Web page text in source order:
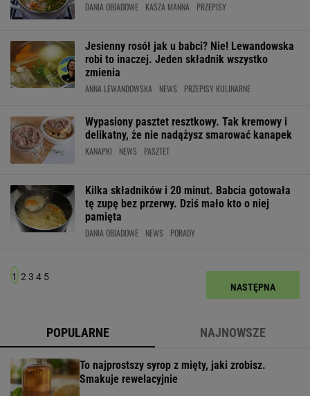
DANIA OBIADOWE KASZA MANNA PRZEPISY
Jesienny rosół jak u babci? Nie! Lewandowska
robi to inaczej. Jeden składnik wszystko
zmienia
ANNA LEWANDOWSKA NEWS PRZEPISY KULINARNE
Wypasiony pasztet resztkowy. Tak kremowy i
delikatny, że nie nadążysz smarować kanapek
KANAPKI NEWS PASZTET
Kilka składników i 20 minut. Babcia gotowała
tę zupę bez przerwy. Dziś mało kto o niej
pamięta
DANIA OBIADOWE NEWS PORADY
1 2 3 4 5
NASTĘPNA
POPULARNE NAJNOWSZE
To najprostszy syrop z mięty, jaki zrobisz.
Smakuje rewelacyjnie